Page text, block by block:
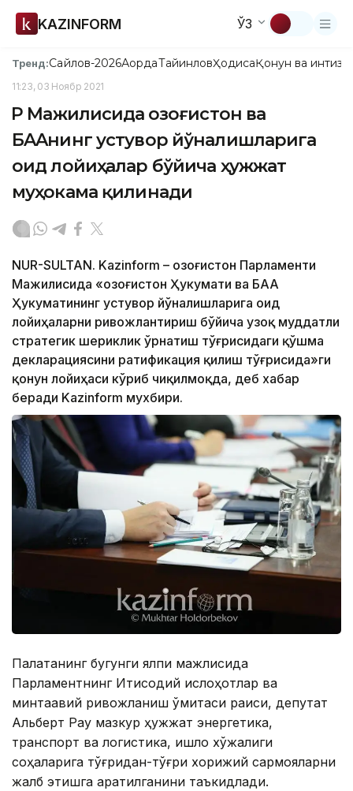
KAZINFORM ЎЗ
Тренд:Сайлов-2026АқордаТайинловҲодисаҚонун ва
11:23, 03 Ноябр 2021
ҚР Мажилисида Қозоғистон ва
БAAнинг устувор йўналишларига
оид лойиҳалар бўйича ҳужжат
муҳокама қилинади
NUR-SULTAN. Kazinform – Қозоғистон Парламенти
Мажилисида «Қозоғистон Ҳукумати ва БAA
Ҳукуматининг устувор йўналишларига оид
лойиҳаларни ривожлантириш бўйича узоқ муддатли
стратегик шериклик ўрнатиш тўғрисидаги қўшма
декларациясини ратификация қилиш тўғрисида»ги
қонун лойиҳаси кўриб чиқилмоқда, деб хабар
беради Kazinform мухбири.
Палатанинг бугунги ялпи мажлисида
Парламентнинг Иқтисодий ислоҳотлар ва
минтақавий ривожланиш қўмитаси раиси, депутат
Aльберт Рау мазкур ҳужжат энергетика,
транспорт ва логистика, қишлоқ хўжалиги
соҳаларига тўғридан-тўғри хорижий сармояларни
жалб этишга қаратилганини таъкидлади.